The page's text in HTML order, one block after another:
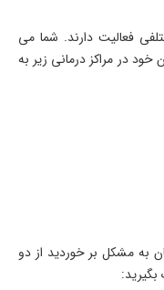
فعالیت دارند. شما می
در مراکز درمانی زیر به
به مشکل بر خوردید از دو